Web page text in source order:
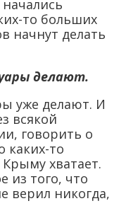
то больших
начнут делать
делают.
уже делают. И
всякой
говорить о
каких-то
хватает.
из того, что
верил никогда,